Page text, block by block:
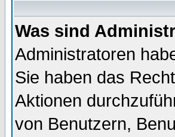
Was sind
Administratoren
Sie haben das
Aktionen
von Benutzern,